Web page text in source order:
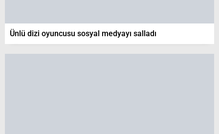
Ünlü dizi oyuncusu sosyal medyayı salladı